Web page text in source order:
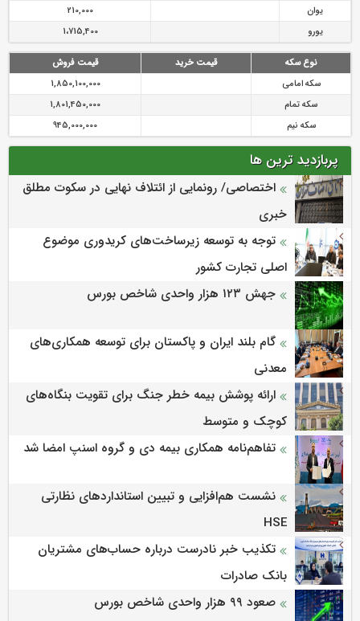
یوان
210,000
یورو
1،715,400
نوع سکه قیمت خرید
قیمت فروش
سکه امامی
1,850,100,000
سکه تمام
1,801,450,000
سکه نیم
945,000,000
پربازدید ترین ها
اختصاصی/ رونمایی از ائتلاف‌ نهایی در سکوت مطلق
خبری
توجه به توسعه زیرساخت‌های کریدوری موضوع
اصلی تجارت کشور
جهش ۱۲۳ هزار واحدی شاخص بورس
گام بلند ایران و پاکستان برای توسعه همکاری‌های
معدنی
ارائه پوشش بیمه خطر جنگ برای تقویت بنگاه‌های
کوچک و متوسط
تفاهم‌نامه همکاری بیمه دی و گروه اسنپ امضا شد
نشست هم‌افزایی و تبیین استانداردهای نظارتی
HSE
تکذیب خبر نادرست درباره حساب‌های مشتریان
بانک صادرات
صعود ۹۹ هزار واحدی شاخص بورس